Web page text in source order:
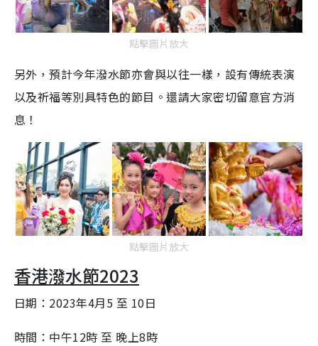
點擊圖片放大
另外，預計今年潑水節亦會與以往一樣，設有傳統表演
以及祈福等別具特色的節目。還請大家密切留意官方消
息！
點擊圖片放大
香港潑水節2023
日期：2023年4月5 至 10日
時間：中午12時 至 晚上8時